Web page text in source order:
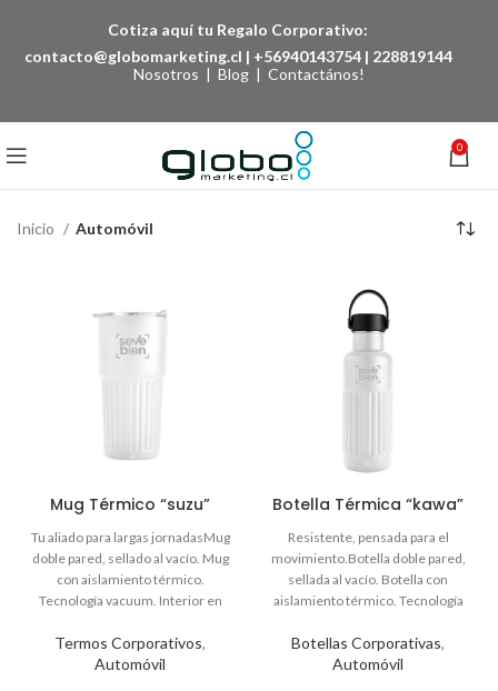
Cotiza aquí tu Regalo Corporativo:
contacto@globomarketing.cl | +56940143754 | 228819144
Nosotros | Blog | Contactános!
0
Inicio Automóvil
Mug Térmico “suzu”
Termos Corporativos,
Automóvil
Botella Térmica “kawa”
Botellas Corporativas,
Automóvil